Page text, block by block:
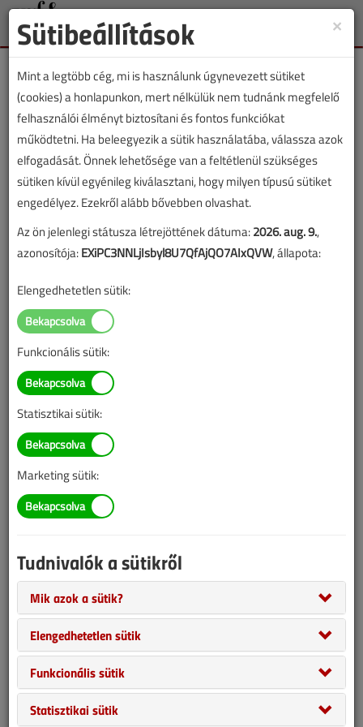
Toggle
Lapszám:
TARTALOM
Szakmatörténet
Országházunkról
Kolozsvárott
2025/9. lapszám
Egy négy tagú küldöttség 1-1 előadásával képviseltette magát a
Magyar Mérnöki Kamara (MMK) Kolozsvárott az Erdélyi Magyar
Műszaki és Természettudományi Társaság (EMT) konferenciáján.
Ennek a konferenciának az a különlegessége, hogy a közönsége
és ennek megfelelően az előadók a legkülönbözőbb
tématerületekkel foglalkoznak. Ezek között a csillagászattól a
bányászatig, történelmi épületektől, eseményektől híres
személyiségek eredményéig minden szerepelhet. Az előadók
×
Sütibeállítások
Mint a legtöbb cég, mi is használunk úgynevezett sütiket
(cookies) a honlapunkon, mert nélkülük nem tudnánk megfelelő
felhasználói élményt biztosítani és fontos funkciókat
működtetni. Ha beleegyezik a sütik használatába, válassza azok
elfogadását. Önnek lehetősége van a feltétlenül szükséges
sütiken kívül egyénileg kiválasztani, hogy milyen típusú sütiket
engedélyez. Ezekről alább bővebben olvashat.
Az ön jelenlegi státusza létrejöttének dátuma:2026. aug. 9.,
azonosítója:EXiPC3NNLjIsbyl8U7QfAjQO7AIxQVW, állapota:
Elengedhetetlen sütik:
Funkcionális sütik:
Statisztikai sütik:
Marketing sütik:
Tudnivalók a sütikről
Mik azok a sütik?
Elengedhetetlen sütik
Funkcionális sütik
Statisztikai sütik